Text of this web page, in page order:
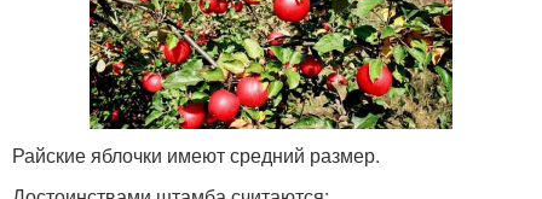
Райские яблочки имеют средний размер.